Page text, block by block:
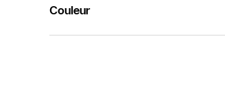
Couleur